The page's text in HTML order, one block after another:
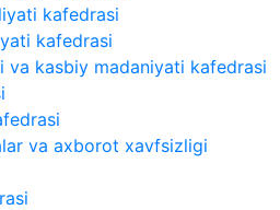
kafedrasi
kafedrasi
va kasbiy madaniyati kafedrasi
va axborot xavfsizligi